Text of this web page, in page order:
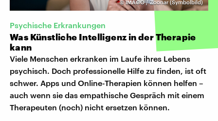
©IMAGO / Zoonar (Symbolbild)
Psychische Erkrankungen
Was Künstliche Intelligenz in der Therapie
kann
Viele Menschen erkranken im Laufe ihres Lebens
psychisch. Doch professionelle Hilfe zu finden, ist oft
schwer. Apps und Online-Therapien können helfen –
auch wenn sie das empathische Gespräch mit einem
Therapeuten (noch) nicht ersetzen können.